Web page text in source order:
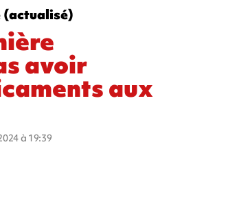
(actualisé)
avoir
aux
à 19:39